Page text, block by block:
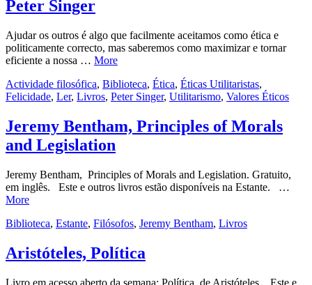
Peter Singer
Ajudar os outros é algo que facilmente aceitamos como ética e
politicamente correcto, mas saberemos como maximizar e tornar
eficiente a nossa … More
Actividade filosófica, Biblioteca, Ética, Éticas Utilitaristas,
Felicidade, Ler, Livros, Peter Singer, Utilitarismo, Valores Éticos
Jeremy Bentham, Principles of Morals
and Legislation
Jeremy Bentham, Principles of Morals and Legislation. Gratuito,
em inglês. Este e outros livros estão disponíveis na Estante. …
More
Biblioteca, Estante, Filósofos, Jeremy Bentham, Livros
Aristóteles, Política
Livro em acesso aberto da semana: Política, de Aristóteles. Este e